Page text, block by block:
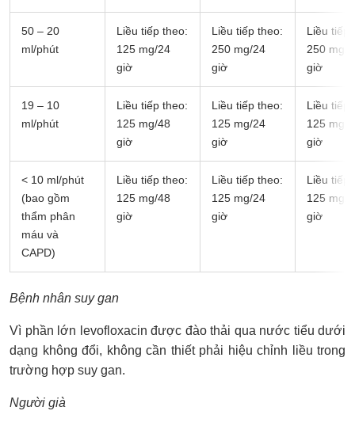
50 – 20
ml/phút
Liều tiếp theo:
125 mg/24
giờ
Liều tiếp theo:
250 mg/24
giờ
Liều tiếp
250 mg/
giờ
19 – 10
ml/phút
Liều tiếp theo:
125 mg/48
giờ
Liều tiếp theo:
125 mg/24
giờ
Liều tiếp
125 mg/
giờ
< 10 ml/phút
(bao gồm
thẩm phân
máu và
CAPD)
Liều tiếp theo:
125 mg/48
giờ
Liều tiếp theo:
125 mg/24
giờ
Liều tiếp
125 mg/
giờ
Bệnh nhân suy gan
Vì phần lớn levofloxacin được đào thải qua nước tiểu dưới
dạng không đổi, không cần thiết phải hiệu chỉnh liều trong
trường hợp suy gan.
Người già